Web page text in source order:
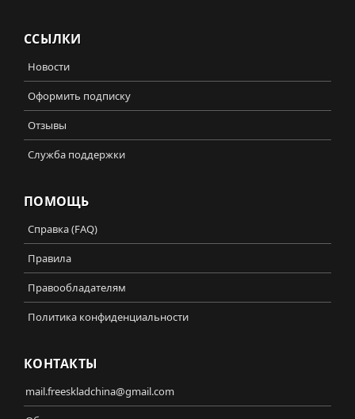
ССЫЛКИ
Новости
Оформить подписку
Отзывы
Служба поддержки
ПОМОЩЬ
Справка (FAQ)
Правила
Правообладателям
Политика конфиденциальности
КОНТАКТЫ
mail.freeskladchina@gmail.com